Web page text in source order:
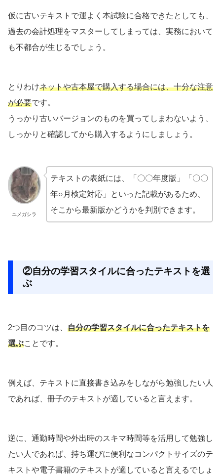
仮に古いテキストで運よく本試験に合格できたとしても、
過去の会計処理をマスターしてしまっては、実務において
も不都合が生じるでしょう。
とりわけネットや古本屋で購入する場合には、十分な注意
が必要です。
うっかり古いバージョンのものを買ってしまわないよう、
しっかりと確認してから購入するようにしましょう。
ユメガシラ
テキストの表紙には、「〇〇年度版」「〇〇
年○月検定対応」といった記載があるため、
そこから最新版かどうかを判別できます。
②自分の学習スタイルに合ったテキストを選
ぶ
2つ目のコツは、 自分の学習スタイルに合ったテキストを
選ぶことです。
例えば、テキストに直接書き込みをしながら勉強したい人
であれば、冊子のテキストが適していると言えます。
逆に、通勤時間や外出時のスキマ時間等を活用して勉強し
たい人であれば、持ち運びに便利なコンパクトサイズのテ
キストや電子書籍のテキストが適していると言えるでしょ